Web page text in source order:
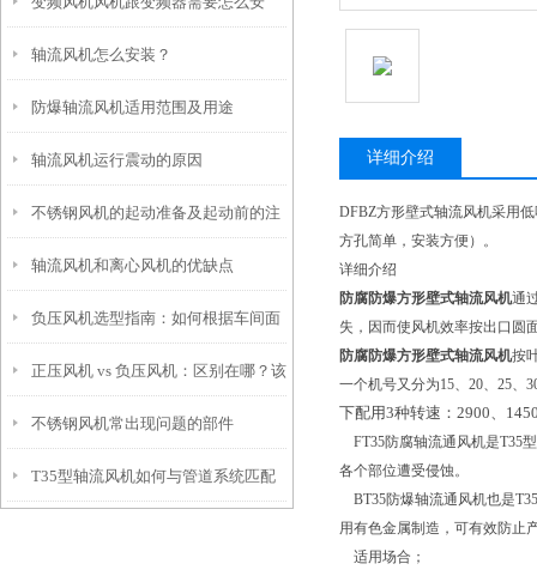
装，怎么接线
轴流风机怎么安装？
防爆轴流风机适用范围及用途
轴流风机运行震动的原因
不锈钢风机的起动准备及起动前的注
意事项
轴流风机和离心风机的优缺点
负压风机选型指南：如何根据车间面
积与工艺需求匹配风量与风压
正压风机 vs 负压风机：区别在哪？该
怎么选？
不锈钢风机常出现问题的部件
T35型轴流风机如何与管道系统匹配
详细介绍
DFBZ方形壁式轴流风机采用
方孔简单，安装方便）。
详细介绍
防腐防爆方形壁式轴流风机通
失，因而使风机效率按出口圆
防腐防爆方形壁式轴流风机按
一个机号又分为15、 20、 25、
下配用3种转速： 2900、
FT35防腐轴流通风机是T35
各个部位遭受侵蚀。
BT35防爆轴流通风机也是T35
用有色金属制造，可有效防止
适用场合；